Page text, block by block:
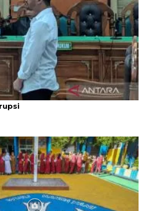
bebas Amsal Sitepu karena